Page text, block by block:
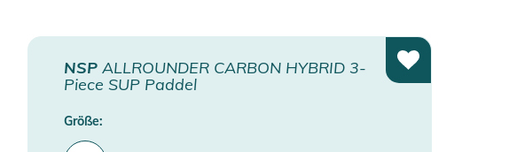
NSP ALLROUNDER CARBON HYBRID 3-
Piece SUP Paddel
Größe: